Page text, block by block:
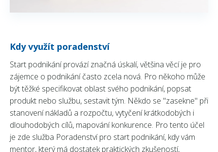
Kdy využít poradenství
Start podnikání provází značná úskalí, většina věcí je pro
zájemce o podnikání často zcela nová. Pro někoho může
být těžké specifikovat oblast svého podnikání, popsat
produkt nebo službu, sestavit tým. Někdo se "zasekne" při
stanovení nákladů a rozpočtu, vytyčení krátkodobých i
dlouhodobých cílů, mapování konkurence. Pro tento účel
je zde služba Poradenství pro start podnikání, kdy vám
mentor, který má dostatek praktických zkušeností,